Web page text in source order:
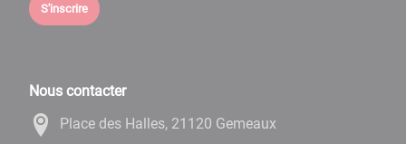
S'inscrire
Nous contacter
Place des Halles, 21120 Gemeaux